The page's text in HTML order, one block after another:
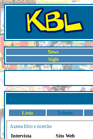
News
Sigle
Lista Schede
Azzera filtri e ricerche
Intervista Sito Web